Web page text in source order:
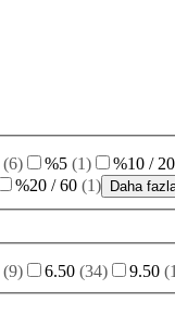
(6) %5 (1) %10 / 20
%20 / 60 (1) Daha
(9) 6.50 (34) 9.50 (